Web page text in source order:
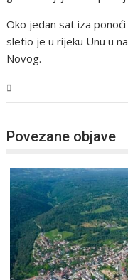
Oko jedan sat iza
sletio je u rijeku Unu u
Novog.
Povezane objave